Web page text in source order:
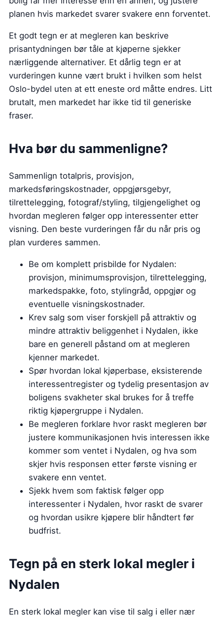
planen hvis markedet svarer svakere enn forventet.
Et godt tegn er at megleren kan beskrive
prisantydningen bør tåle at kjøperne sjekker
nærliggende alternativer. Et dårlig tegn er at
vurderingen kunne vært brukt i hvilken som helst
Oslo-bydel uten at ett eneste ord måtte endres. Litt
brutalt, men markedet har ikke tid til generiske
fraser.
Hva bør du sammenligne?
Sammenlign totalpris, provisjon,
markedsføringskostnader, oppgjørsgebyr,
tilrettelegging, fotograf/styling, tilgjengelighet og
hvordan megleren følger opp interessenter etter
visning. Den beste vurderingen får du når pris og
plan vurderes sammen.
Be om komplett prisbilde for Nydalen:
provisjon, minimumsprovisjon, tilrettelegging,
markedspakke, foto, stylingråd, oppgjør og
eventuelle visningskostnader.
Krev salg som viser forskjell på attraktiv og
mindre attraktiv beliggenhet i Nydalen, ikke
bare en generell påstand om at megleren
kjenner markedet.
Spør hvordan lokal kjøperbase, eksisterende
interessentregister og tydelig presentasjon av
boligens svakheter skal brukes for å treffe
riktig kjøpergruppe i Nydalen.
Be megleren forklare hvor raskt megleren bør
justere kommunikasjonen hvis interessen ikke
kommer som ventet i Nydalen, og hva som
skjer hvis responsen etter første visning er
svakere enn ventet.
Sjekk hvem som faktisk følger opp
interessenter i Nydalen, hvor raskt de svarer
og hvordan usikre kjøpere blir håndtert før
budfrist.
Tegn på en sterk lokal megler i
Nydalen
En sterk lokal megler kan vise til salg i eller nær